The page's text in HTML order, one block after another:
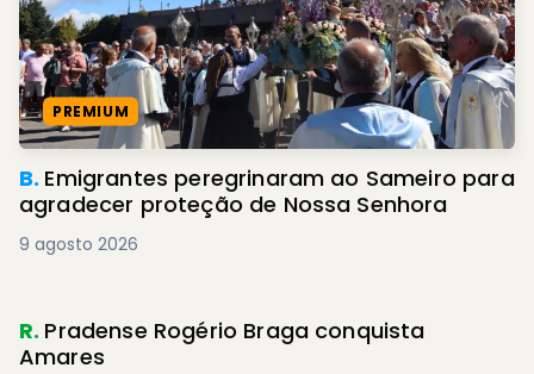
PREMIUM
B. Emigrantes peregrinaram ao Sameiro para
agradecer proteção de Nossa Senhora
9 agosto 2026
R. Pradense Rogério Braga conquista
Amares